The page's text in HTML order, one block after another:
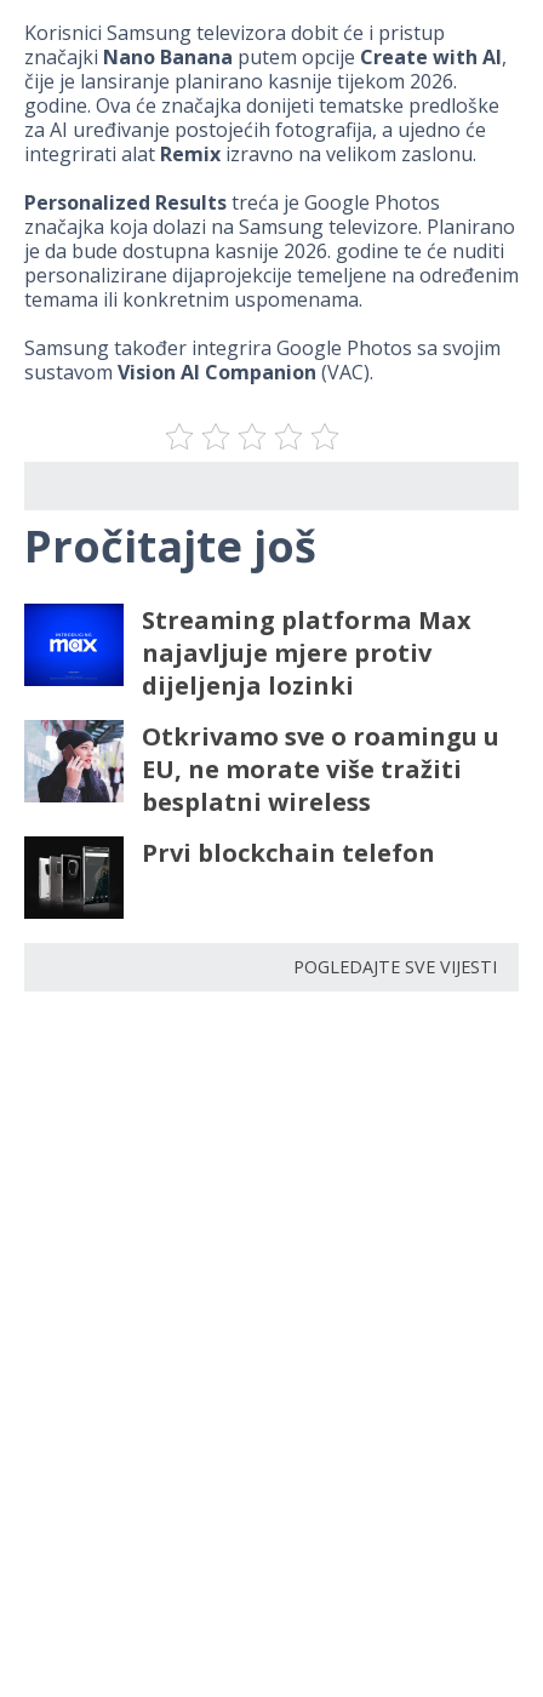
Korisnici Samsung televizora dobit će i pristup
značajki Nano Banana putem opcije Create with AI,
čije je lansiranje planirano kasnije tijekom 2026.
godine. Ova će značajka donijeti tematske predloške
za AI uređivanje postojećih fotografija, a ujedno će
integrirati alat Remix izravno na velikom zaslonu.
Personalized Resultstreća je Google Photos
značajka koja dolazi na Samsung televizore. Planirano
je da bude dostupna kasnije 2026. godine te će nuditi
personalizirane dijaprojekcije temeljene na određenim
temama ili konkretnim uspomenama.
Samsung također integrira Google Photos sa svojim
sustavom Vision AI Companion (VAC).
Pročitajte još
Streaming platforma Max
najavljuje mjere protiv
dijeljenja lozinki
Otkrivamo sve o roamingu u
EU, ne morate više tražiti
besplatni wireless
Prvi blockchain telefon
POGLEDAJTE SVE VIJESTI